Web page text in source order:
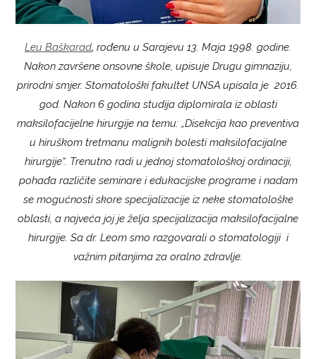
Leu Baškarad, rođenu u Sarajevu 13. Maja 1998. godine.
Nakon završene onsovne škole, upisuje Drugu gimnaziju,
prirodni smjer. Stomatološki fakultet UNSA upisala je 2016.
god. Nakon 6 godina studija diplomirala iz oblasti
maksilofacijelne hirurgije na temu: „Disekcija kao preventiva
u hiruškom tretmanu malignih bolesti maksilofacijalne
hirurgije“. Trenutno radi u jednoj stomatološkoj ordinaciji,
pohađa različite seminare i edukacijske programe i nadam
se mogućnosti skore specijalizacije iz neke stomatološke
oblasti, a najveća joj je želja specijalizacija maksilofacijalne
hirurgije. Sa dr. Leom smo razgovarali o stomatologiji i
važnim pitanjima za oralno zdravlje.